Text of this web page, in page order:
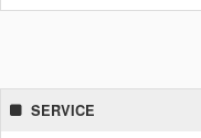
SERVICE